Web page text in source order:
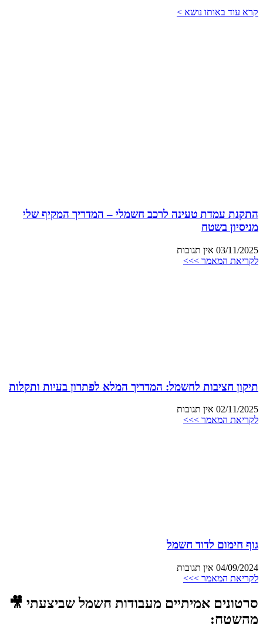
קרא עוד באותו נושא >
התקנת עמדת טעינה לרכב חשמלי – המדריך המקיף שלי
מניסיון בשטח
03/11/2025 אין תגובות
לקריאת המאמר >>>
תיקון חציבות לחשמל: המדריך המלא לפתרון בעיות ותקלות
02/11/2025 אין תגובות
לקריאת המאמר >>>
גוף חימום לדוד חשמל
04/09/2024 אין תגובות
לקריאת המאמר >>>
סרטונים אמיתיים מעבודות חשמל שביצעתי 🎥
מהשטח: